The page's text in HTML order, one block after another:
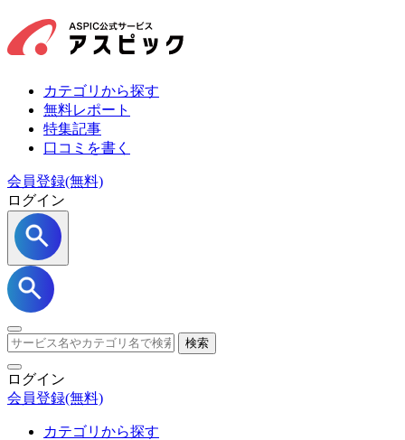
カテゴリから探す
無料レポート
特集記事
口コミを書く
会員登録(無料)
ログイン
検索
ログイン
会員登録(無料)
カテゴリから探す